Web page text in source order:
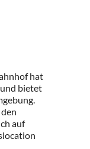
hat
bietet
auf